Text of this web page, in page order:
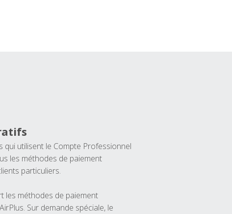
qui utilisent le Compte Professionnel
les méthodes de paiement
particuliers.
les méthodes de paiement
Sur demande spéciale, le